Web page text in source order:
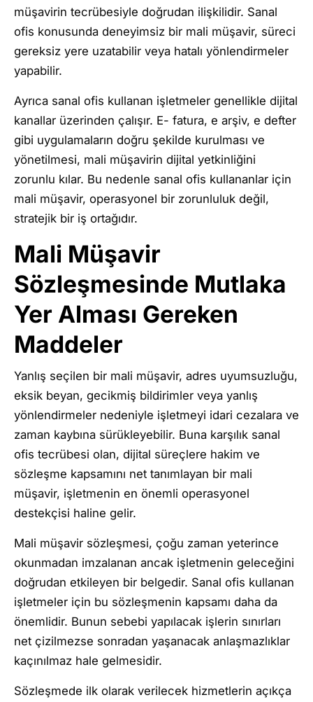
müşavirin tecrübesiyle doğrudan ilişkilidir. Sanal
ofis konusunda deneyimsiz bir mali müşavir, süreci
gereksiz yere uzatabilir veya hatalı yönlendirmeler
yapabilir.
Ayrıca sanal ofis kullanan işletmeler genellikle dijital
kanallar üzerinden çalışır. E- fatura, e arşiv, e defter
gibi uygulamaların doğru şekilde kurulması ve
yönetilmesi, mali müşavirin dijital yetkinliğini
zorunlu kılar. Bu nedenle sanal ofis kullananlar için
mali müşavir, operasyonel bir zorunluluk değil,
stratejik bir iş ortağıdır.
Mali Müşavir
Sözleşmesinde Mutlaka
Yer Alması Gereken
Maddeler
Yanlış seçilen bir mali müşavir, adres uyumsuzluğu,
eksik beyan, gecikmiş bildirimler veya yanlış
yönlendirmeler nedeniyle işletmeyi idari cezalara ve
zaman kaybına sürükleyebilir. Buna karşılık sanal
ofis tecrübesi olan, dijital süreçlere hakim ve
sözleşme kapsamını net tanımlayan bir mali
müşavir, işletmenin en önemli operasyonel
destekçisi haline gelir.
Mali müşavir sözleşmesi, çoğu zaman yeterince
okunmadan imzalanan ancak işletmenin geleceğini
doğrudan etkileyen bir belgedir. Sanal ofis kullanan
işletmeler için bu sözleşmenin kapsamı daha da
önemlidir. Bunun sebebi yapılacak işlerin sınırları
net çizilmezse sonradan yaşanacak anlaşmazlıklar
kaçınılmaz hale gelmesidir.
Sözleşmede ilk olarak verilecek hizmetlerin açıkça